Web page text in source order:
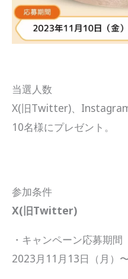
当選人数
X(旧Twitter)、
10名様にプレゼント。
参加条件
X(旧Twitter)
・キャンペーン応募期間
2023月11月13日（月）